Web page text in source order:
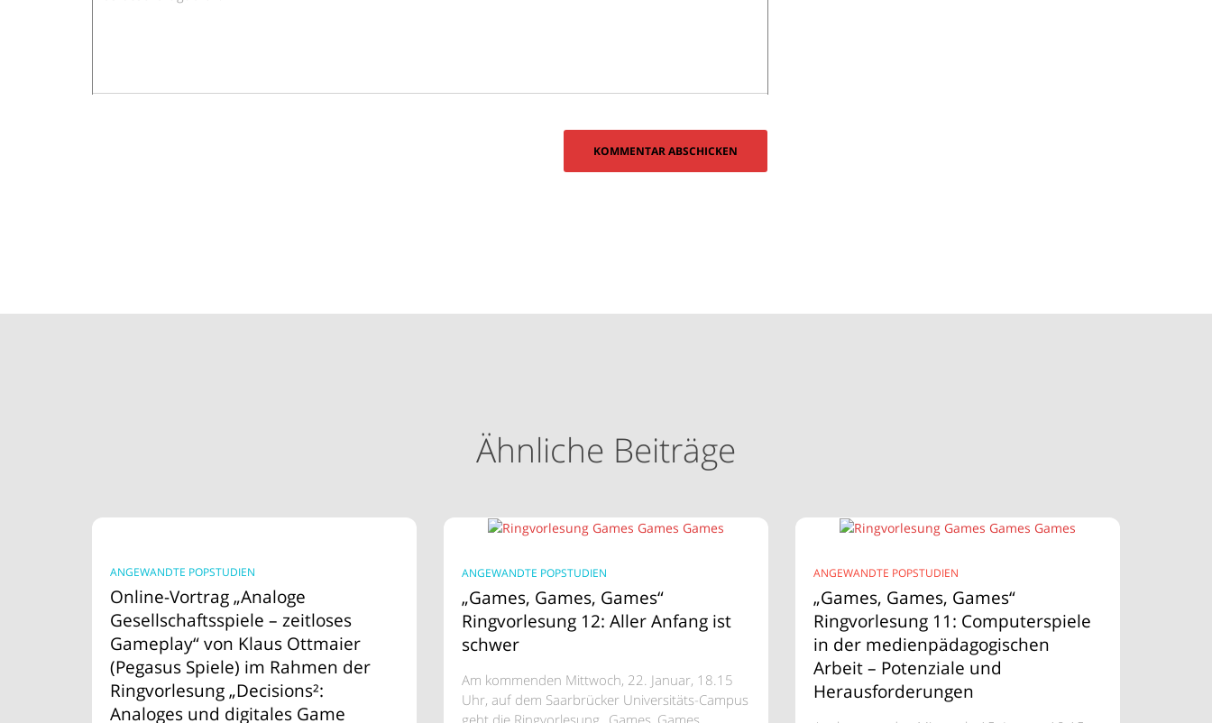
Ähnliche Beiträge
ANGEWANDTE POPSTUDIEN
Online-Vortrag „Analoge
Gesellschaftsspiele – zeitloses
Gameplay“ von Klaus Ottmaier
(Pegasus Spiele) im Rahmen der
Ringvorlesung „Decisions²:
Analoges und digitales Game
ANGEWANDTE POPSTUDIEN
„Games, Games, Games“
Ringvorlesung 12: Aller Anfang ist
schwer
Am kommenden Mittwoch, 22. Januar, 18.15
Uhr, auf dem Saarbrücker Universitäts-Campus
ANGEWANDTE POPSTUDIEN
„Games, Games, Games“
Ringvorlesung 11: Computerspiele
in der medienpädagogischen
Arbeit – Potenziale und
Herausforderungen